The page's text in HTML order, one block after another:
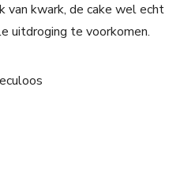
van kwark, de cake wel echt
uitdroging te voorkomen.